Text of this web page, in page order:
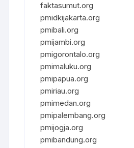
faktasumut.org
pmidkijakarta.org
pmibali.org
pmijambi.org
pmigorontalo.org
pmimaluku.org
pmipapua.org
pmiriau.org
pmimedan.org
pmipalembang.org
pmijogja.org
pmibandung.org